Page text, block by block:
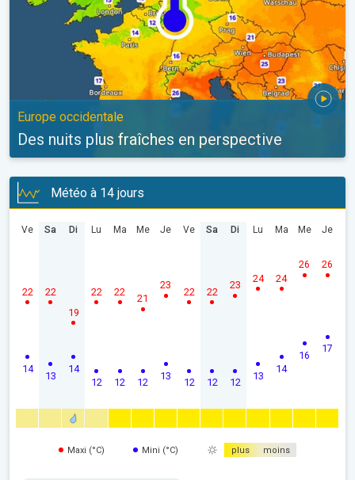
Europe occidentale
Des nuits plus fraîches en perspective
Météo à 14 jours
Ve
14
22
Sa
13
22
Di
14
19
Lu
12
22
Ma
12
22
Me
12
21
Je
13
23
Ve
12
22
Sa
12
22
Di
12
23
Lu
13
24
Ma
14
24
Me
16
26
Je
17
26
Maxi (°C) Mini (°C) plus moins